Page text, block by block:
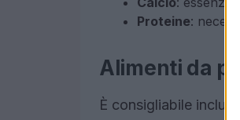
Proteine:
Alimenti da
È consigliabile